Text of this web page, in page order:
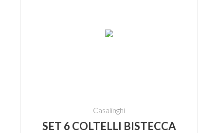
Casalinghi
SET 6 COLTELLI BISTECCA